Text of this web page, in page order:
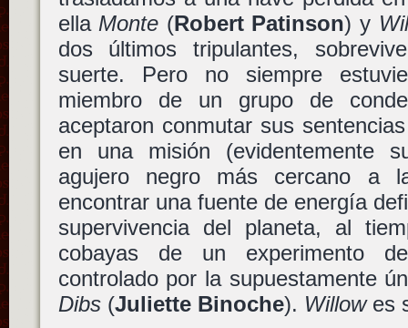
ella Monte (Robert Patinson) y
dos últimos tripulantes,
suerte. Pero no siempre
miembro de un grupo de
aceptaron conmutar sus
en una misión (evidentemente
agujero negro más cercano a
encontrar una fuente de energía
supervivencia del planeta, al
cobayas de un experimento
controlado por la supuestamente
Dibs(Juliette Binoche). Willowes